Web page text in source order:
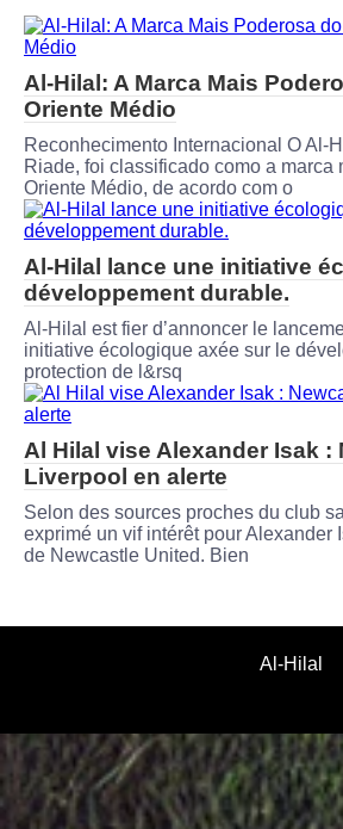
Al-Hilal: A Marca Mais
Oriente Médio
Reconhecimento Internacional O Al-
Riade, foi classificado como a marca
Oriente Médio, de acordo com o
Al-Hilal lance une initiative
développement durable.
Al-Hilal est fier d’annoncer le
initiative écologique axée sur le
protection de l&rsq
Al Hilal vise Alexander Isak :
Liverpool en alerte
Selon des sources proches du club
exprimé un vif intérêt pour Alexander
de Newcastle United. Bien
Al-Hilal